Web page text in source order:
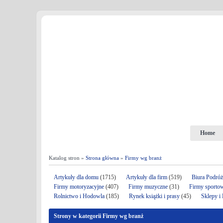
Home
Katalog stron » Strona główna » Firmy wg branż
Artykuły dla domu (1715) Artykuły dla firm (519)
Biura
Firmy motoryzacyjne (407) Firmy muzyczne (31)
Firmy
Rolnictwo i Hodowla (185) Rynek książki i prasy (45) Sklepy i
Strony w kategorii Firmy wg branż